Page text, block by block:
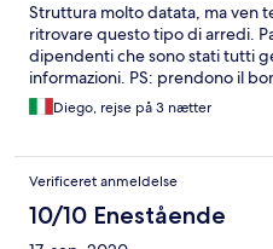
Struttura molto datata, ma ven
ritrovare questo tipo di arredi.
dipendenti che sono stati tutti
informazioni. PS: prendono il
Diego, rejse på 3 nætter
Verificeret anmeldelse
10/10 Enestående